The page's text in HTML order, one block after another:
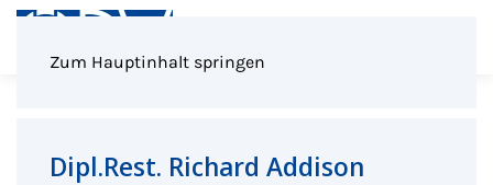
Zum Hauptinhalt springen
Dipl.Rest. Richard Addison